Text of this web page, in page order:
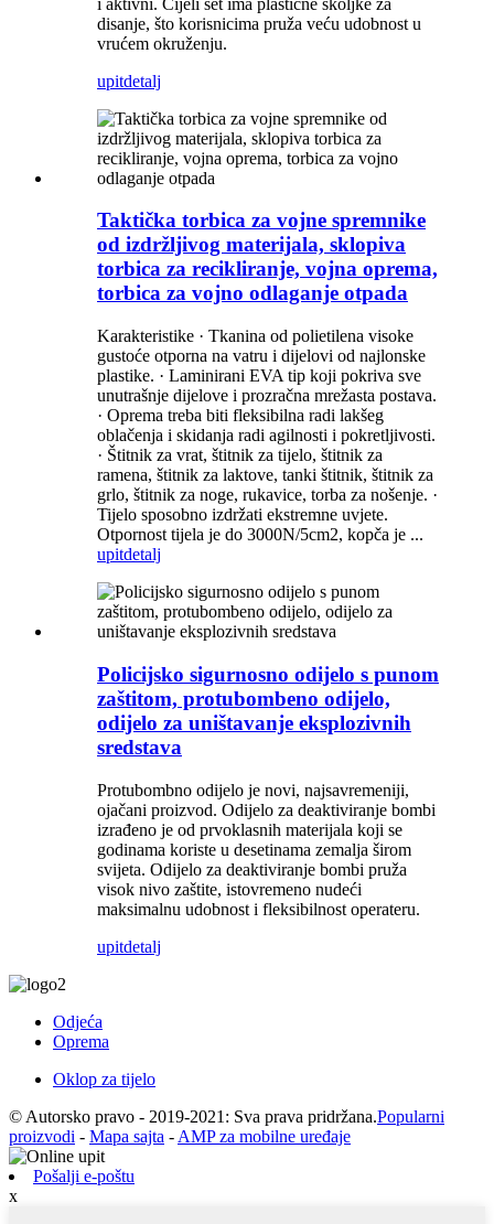
disanje, što korisnicima pruža veću udobnost u
vrućem okruženju.
upitdetalj
Taktička torbica za vojne spremnike
od izdržljivog materijala, sklopiva
torbica za recikliranje, vojna oprema,
torbica za vojno odlaganje otpada
Karakteristike · Tkanina od polietilena visoke
gustoće otporna na vatru i dijelovi od najlonske
plastike. · Laminirani EVA tip koji pokriva sve
unutrašnje dijelove i prozračna mrežasta postava.
· Oprema treba biti fleksibilna radi lakšeg
oblačenja i skidanja radi agilnosti i pokretljivosti.
· Štitnik za vrat, štitnik za tijelo, štitnik za
ramena, štitnik za laktove, tanki štitnik, štitnik za
grlo, štitnik za noge, rukavice, torba za nošenje. ·
Tijelo sposobno izdržati ekstremne uvjete.
Otpornost tijela je do 3000N/5cm2, kopča je ...
upitdetalj
Policijsko sigurnosno odijelo s punom
zaštitom, protubombeno odijelo,
odijelo za uništavanje eksplozivnih
sredstava
Protubombno odijelo je novi, najsavremeniji,
ojačani proizvod. Odijelo za deaktiviranje bombi
izrađeno je od prvoklasnih materijala koji se
godinama koriste u desetinama zemalja širom
svijeta. Odijelo za deaktiviranje bombi pruža
visok nivo zaštite, istovremeno nudeći
maksimalnu udobnost i fleksibilnost operateru.
upitdetalj
Odjeća
Oprema
Oklop za tijelo
© Autorsko pravo - 2019-2021: Sva prava pridržana.Popularni
proizvodi - Mapa sajta - AMP za mobilne uređaje
Pošalji e-poštu
x